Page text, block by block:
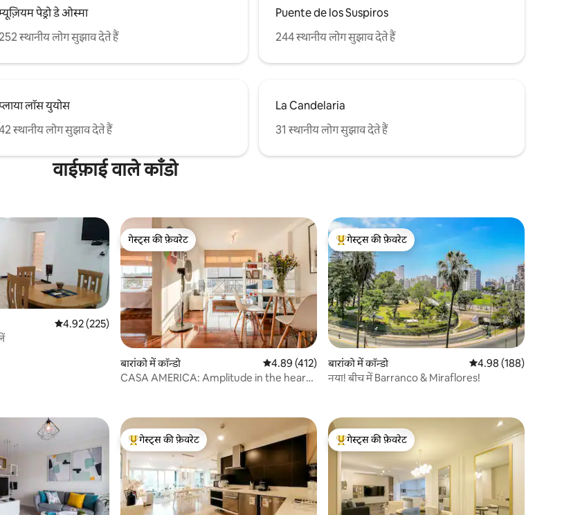
पेड्रो डे ओस्मा
स्थानीय लोग सुझाव देते हैं
Puente de los Suspiros
244 स्थानीय लोग सुझाव देते हैं
लॉस युयोस
स्थानीय लोग सुझाव देते हैं
La Candelaria
31 स्थानीय लोग सुझाव देते हैं
वाईफ़ाई वाले काँडो
औसत रेटिंग 5 में से 4.92, 225 समीक्षाएँ
4.92 (225)
गेस्ट्स की फ़ेवरेट
गेस्ट्स की फ़ेवरेट
बारांको में कॉन्डो औसत रेटिंग 5 में से 4.89, 412 समीक्षाएँ
4.89 (412)
CASA AMERICA: Amplitude in the heart
गेस्ट्स का टॉप फ़ेवरेट
गेस्ट्स की फ़ेवरेट
बारांको में कॉन्डो औसत रेटिंग 5 में से 4.98,
4.98 (188)
नया! बीच में Barranco & Miraflores!
गेस्ट्स का टॉप फ़ेवरेट
गेस्ट्स की फ़ेवरेट
गेस्ट्स का टॉप फ़ेवरेट
गेस्ट्स की फ़ेवरेट